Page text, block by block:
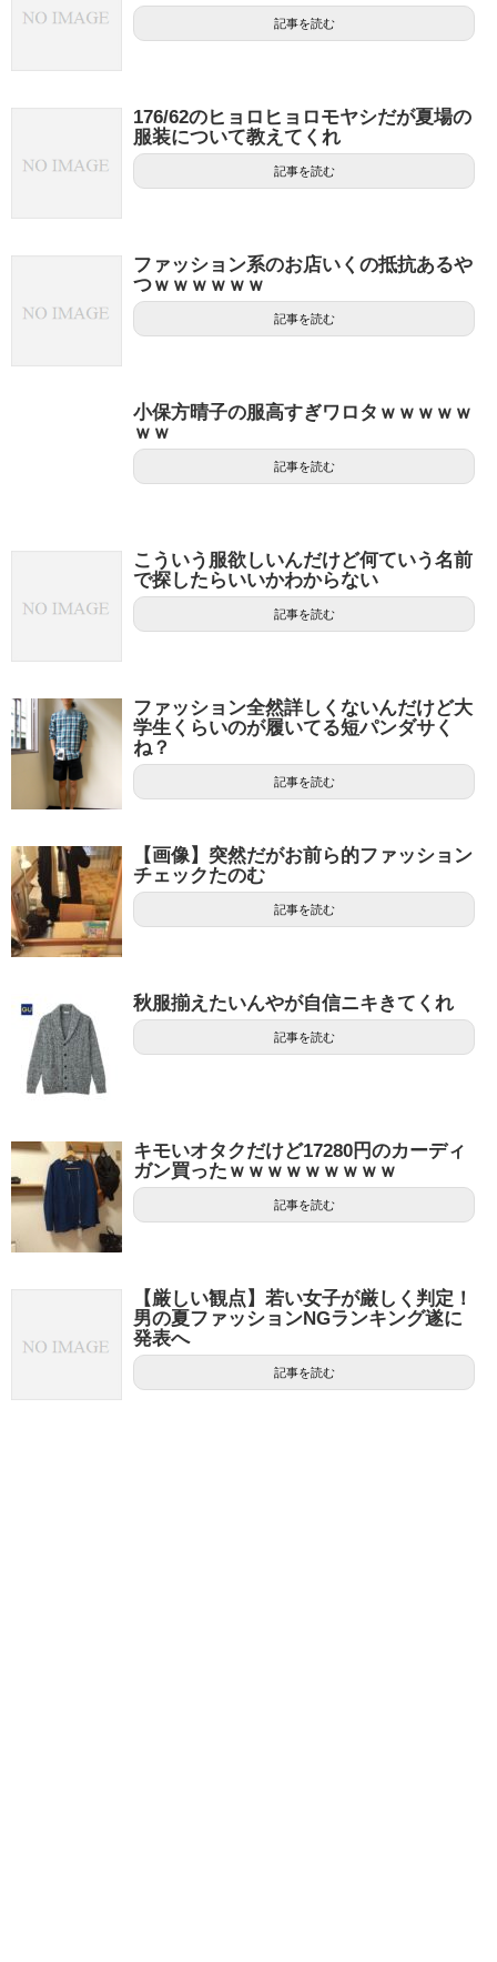
記事を読む
176/62のヒョロヒョロモヤシだが夏場の
服装について教えてくれ
記事を読む
ファッション系のお店いくの抵抗あるや
つｗｗｗｗｗｗ
記事を読む
小保方晴子の服高すぎワロタｗｗｗｗｗ
ｗｗ
記事を読む
こういう服欲しいんだけど何ていう名前
で探したらいいかわからない
記事を読む
ファッション全然詳しくないんだけど大
学生くらいのが履いてる短パンダサく
ね？
記事を読む
【画像】突然だがお前ら的ファッション
チェックたのむ
記事を読む
秋服揃えたいんやが自信ニキきてくれ
記事を読む
キモいオタクだけど17280円のカーディ
ガン買ったｗｗｗｗｗｗｗｗｗ
記事を読む
【厳しい観点】若い女子が厳しく判定！
男の夏ファッションNGランキング遂に
発表へ
記事を読む